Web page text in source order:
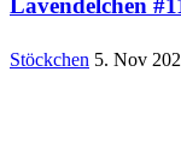
Lavendelchen
Stöckchen 5. Nov